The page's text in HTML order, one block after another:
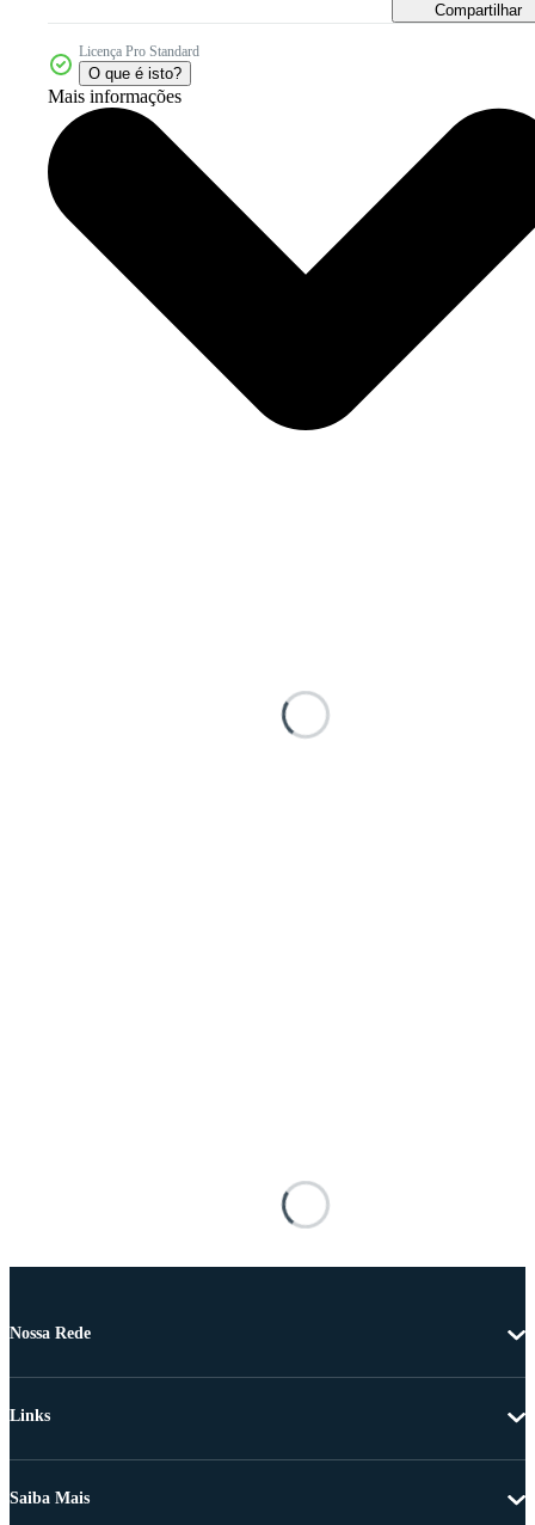
Compartilhar
Licença Pro Standard
O que é isto?
Mais informações
Nossa Rede
Links
Saiba Mais